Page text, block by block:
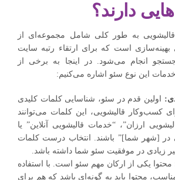
دارند؟
به طور کلی شامل مجموعه‌ای از
بهینه‌سازی است که برای ارتقاء رتبه سایت
انجام می‌شود. در اینجا به برخی از
این نوع سئو اشاره می‌کنیم:
اولین قدم در سئو، شناسایی کلمات کلیدی
کسب‌وکار قالیشویی، این کلمات می‌توانند
ارزان”، “خدمات قالیشویی آنلاین” یا
در [شهر شما]” باشند. انتخاب درست کلمات
زیادی در موفقیت سئو شما داشته باشد.
محتوا یکی از ارکان مهم سئو است. با استفاده
محتوا باید به گونه‌ای باشد که هم برای